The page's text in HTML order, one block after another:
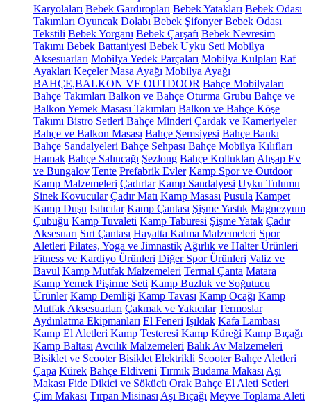
Karyolaları Bebek Gardıropları Bebek Yatakları Bebek Odası
Takımları Oyuncak Dolabı Bebek Şifonyer Bebek Odası
Tekstili Bebek Yorganı Bebek Çarşafı Bebek Nevresim
Takımı Bebek Battaniyesi Bebek Uyku Seti Mobilya
Aksesuarları Mobilya Yedek Parçaları Mobilya Kulpları Raf
Ayakları Keçeler Masa Ayağı Mobilya Ayağı
BAHÇE,BALKON VE OUTDOOR Bahçe Mobilyaları
Bahçe Takımları Balkon ve Bahçe Oturma Grubu Bahçe ve
Balkon Yemek Masası Takımları Balkon ve Bahçe Köşe
Takımı Bistro Setleri Bahçe Minderi Çardak ve Kameriyeler
Bahçe ve Balkon Masası Bahçe Şemsiyesi Bahçe Bankı
Bahçe Sandalyeleri Bahçe Sehpası Bahçe Mobilya Kılıfları
Hamak Bahçe Salıncağı Şezlong Bahçe Koltukları Ahşap Ev
ve Bungalov Tente Prefabrik Evler Kamp Spor ve Outdoor
Kamp Malzemeleri Çadırlar Kamp Sandalyesi Uyku Tulumu
Sinek Kovucular Çadır Matı Kamp Masası Pusula Kampet
Kamp Duşu Isıtıcılar Kamp Çantası Şişme Yastık Magnezyum
Çubuğu Kamp Tuvaleti Kamp Taburesi Şişme Yatak Çadır
Aksesuarı Sırt Çantası Hayatta Kalma Malzemeleri Spor
Aletleri Pilates, Yoga ve Jimnastik Ağırlık ve Halter Ürünleri
Fitness ve Kardiyo Ürünleri Diğer Spor Ürünleri Valiz ve
Bavul Kamp Mutfak Malzemeleri Termal Çanta Matara
Kamp Yemek Pişirme Seti Kamp Buzluk ve Soğutucu
Ürünler Kamp Demliği Kamp Tavası Kamp Ocağı Kamp
Mutfak Aksesuarları Çakmak ve Yakıcılar Termoslar
Aydınlatma Ekipmanları El Feneri Işıldak Kafa Lambası
Kamp El Aletleri Kamp Testeresi Kamp Küreği Kamp Bıçağı
Kamp Baltası Avcılık Malzemeleri Balık Av Malzemeleri
Bisiklet ve Scooter Bisiklet Elektrikli Scooter Bahçe Aletleri
Çapa Kürek Bahçe Eldiveni Tırmık Budama Makası Aşı
Makası Fide Dikici ve Sökücü Orak Bahçe El Aleti Setleri
Çim Makası Tırpan Misinası Aşı Bıçağı Meyve Toplama Aleti